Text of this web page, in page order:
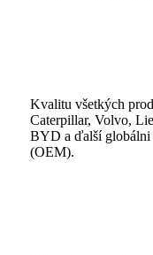
Kvalitu všetkých
Caterpillar, Volvo,
BYD a ďalší
(OEM).